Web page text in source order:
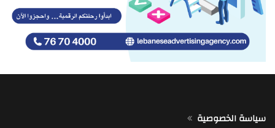
سياسة الخصوصية